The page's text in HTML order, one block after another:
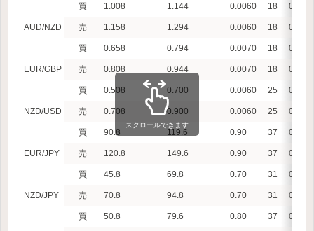
AUD/NZD
買 1.008 1.144 0.0060 18 0.1
売 1.158 1.294 0.0060 18 0.1
EUR/GBP
買 0.658 0.794 0.0070 18 0.1
売 0.808 0.944 0.0070 18 0.1
NZD/USD
買 0.508 0.700 0.0060 25 0.1
売 0.708 0.900 0.0060 25 0.1
EUR/JPY
買 90.8 119.6 0.90 37 0.1
売 120.8 149.6 0.90 37 0.1
NZD/JPY
買 45.8 69.8 0.70 31 0.1
売 70.8 94.8 0.70 31 0.1
買 50.8 79.6 0.80 37 0.1
スクロールできます